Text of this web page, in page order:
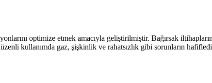
optimize etmek amacıyla geliştirilmiştir. Bağırsak
kullanımda gaz, şişkinlik ve rahatsızlık gibi sorunların